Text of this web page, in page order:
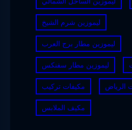
ليموزين شرم الشيخ
ليموزين مطار برج العرب
ليموزين مطار سفنكس
مكيفات تركيب الرياض
مكيف الملابس